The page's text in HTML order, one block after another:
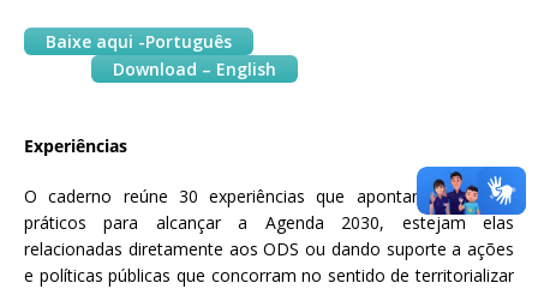
Baixe aqui -Português
Download – English
Experiências
O caderno reúne 30 experiências que apontam caminhos
práticos para alcançar a Agenda 2030, estejam elas
relacionadas diretamente aos ODS ou dando suporte a ações
e políticas públicas que concorram no sentido de territorializar